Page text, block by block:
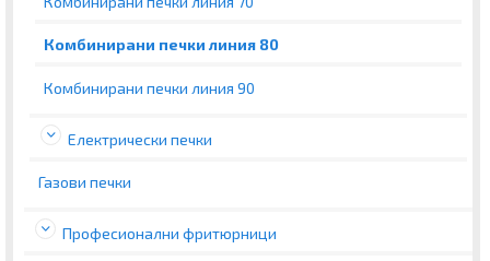
Комбинирани печки линия 80
Комбинирани печки линия 90
Електрически печки
Газови печки
Професионални фритюрници